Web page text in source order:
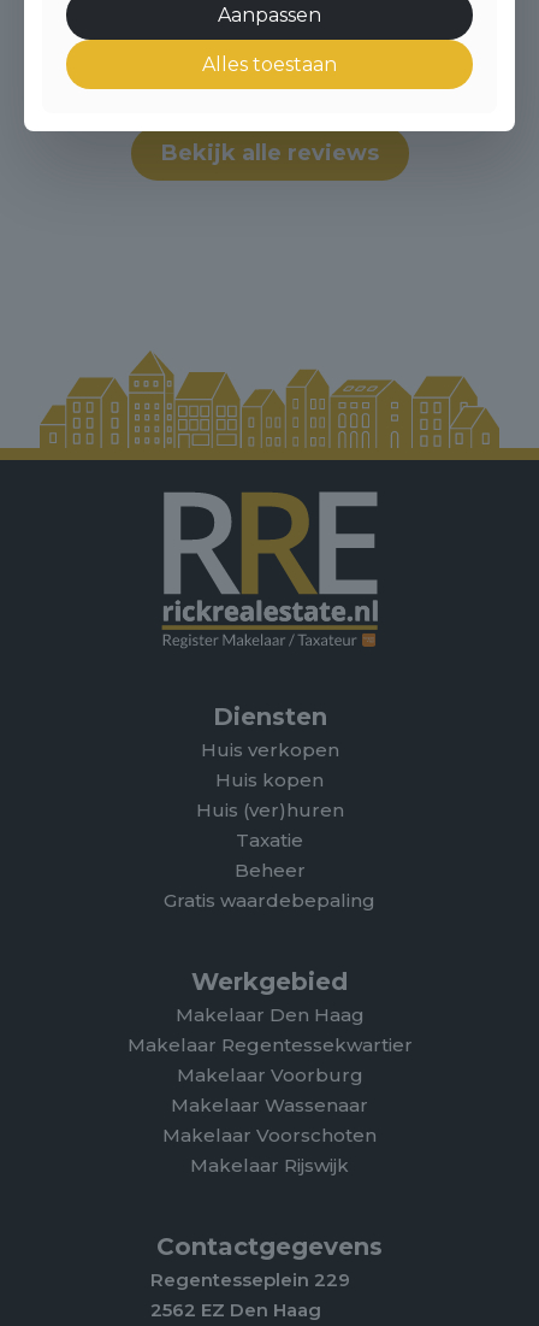
Anoniem
Bekijk alle reviews
Diensten
Huis verkopen
Huis kopen
Huis (ver)huren
Taxatie
Beheer
Gratis waardebepaling
Werkgebied
Makelaar Den Haag
Makelaar Regentessekwartier
Makelaar Voorburg
Makelaar Wassenaar
Makelaar Voorschoten
Makelaar Rijswijk
Contactgegevens
Regentesseplein 229
2562 EZ Den Haag
Aanpassen
Alles toestaan